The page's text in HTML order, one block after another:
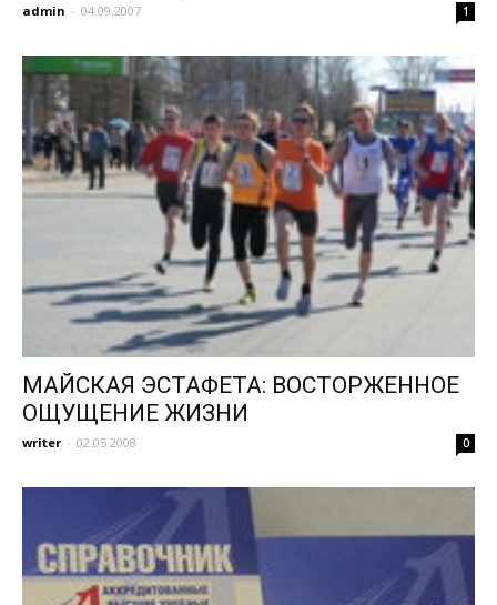
admin - 04.09.2007 1
МАЙСКАЯ ЭСТАФЕТА: ВОСТОРЖЕННОЕ
ОЩУЩЕНИЕ ЖИЗНИ
writer - 02.05.2008 0